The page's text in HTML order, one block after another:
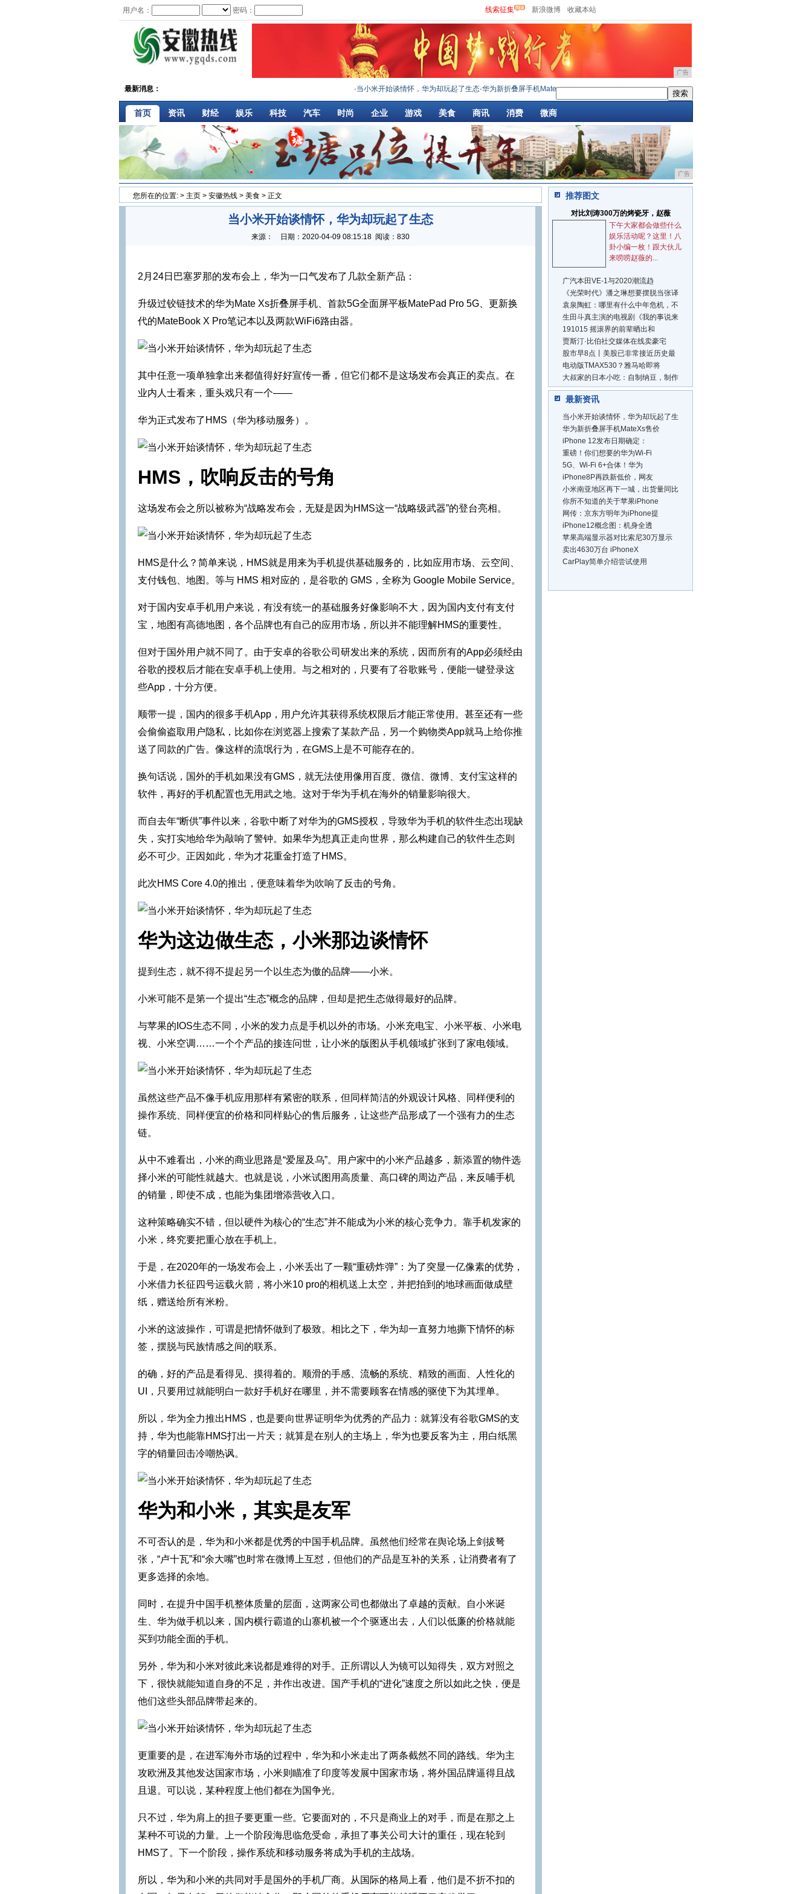
用户名： 密码： 线索征集 新浪微博 收藏本站
广告
最新消息： 当小米开始谈情怀，华为却玩起了生态·华为新折叠屏手机MateXs售价16999元，·iPhone 12发布日期确定：三网通5G+三
首页 资讯 财经 娱乐 科技 汽车 时尚 企业 游戏 美食 商讯 消费 微商
广告
您所在的位置: > 主页 > 安徽热线 > 美食 > 正文
当小米开始谈情怀，华为却玩起了生态
来源： 日期： 2020-04-09 08:15:18 阅读：830
2月24日巴塞罗那的发布会上，华为一口气发布了几款全新产品：
升级过铰链技术的华为Mate Xs折叠屏手机、首款5G全面屏平板MatePad Pro 5G、更新换
代的MateBook X Pro笔记本以及两款WiFi6路由器。
其中任意一项单独拿出来都值得好好宣传一番，但它们都不是这场发布会真正的卖点。在
业内人士看来，重头戏只有一个——
华为正式发布了HMS（华为移动服务）。
HMS，吹响反击的号角
这场发布会之所以被称为“战略发布会，无疑是因为HMS这一“战略级武器”的登台亮相。
HMS是什么？简单来说，HMS就是用来为手机提供基础服务的，比如应用市场、云空间、
支付钱包、地图。等与 HMS 相对应的，是谷歌的 GMS，全称为 Google Mobile Service。
对于国内安卓手机用户来说，有没有统一的基础服务好像影响不大，因为国内支付有支付
宝，地图有高德地图，各个品牌也有自己的应用市场，所以并不能理解HMS的重要性。
但对于国外用户就不同了。由于安卓的谷歌公司研发出来的系统，因而所有的App必须经由
谷歌的授权后才能在安卓手机上使用。与之相对的，只要有了谷歌账号，便能一键登录这
些App，十分方便。
顺带一提，国内的很多手机App，用户允许其获得系统权限后才能正常使用。甚至还有一些
会偷偷盗取用户隐私，比如你在浏览器上搜索了某款产品，另一个购物类App就马上给你推
送了同款的广告。像这样的流氓行为，在GMS上是不可能存在的。
换句话说，国外的手机如果没有GMS，就无法使用像用百度、微信、微博、支付宝这样的
软件，再好的手机配置也无用武之地。这对于华为手机在海外的销量影响很大。
而自去年“断供”事件以来，谷歌中断了对华为的GMS授权，导致华为手机的软件生态出现缺
失，实打实地给华为敲响了警钟。如果华为想真正走向世界，那么构建自己的软件生态则
必不可少。正因如此，华为才花重金打造了HMS。
此次HMS Core 4.0的推出，便意味着华为吹响了反击的号角。
华为这边做生态，小米那边谈情怀
提到生态，就不得不提起另一个以生态为傲的品牌——小米。
小米可能不是第一个提出“生态”概念的品牌，但却是把生态做得最好的品牌。
与苹果的IOS生态不同，小米的发力点是手机以外的市场。小米充电宝、小米平板、小米电
视、小米空调……一个个产品的接连问世，让小米的版图从手机领域扩张到了家电领域。
虽然这些产品不像手机应用那样有紧密的联系，但同样简洁的外观设计风格、同样便利的
操作系统、同样便宜的价格和同样贴心的售后服务，让这些产品形成了一个强有力的生态
链。
从中不难看出，小米的商业思路是“爱屋及乌”。用户家中的小米产品越多，新添置的物件选
择小米的可能性就越大。也就是说，小米试图用高质量、高口碑的周边产品，来反哺手机
的销量，即使不成，也能为集团增添营收入口。
这种策略确实不错，但以硬件为核心的“生态”并不能成为小米的核心竞争力。靠手机发家的
小米，终究要把重心放在手机上。
于是，在2020年的一场发布会上，小米丢出了一颗“重磅炸弹”：为了突显一亿像素的优势，
小米借力长征四号运载火箭，将小米10 pro的相机送上太空，并把拍到的地球画面做成壁
纸，赠送给所有米粉。
小米的这波操作，可谓是把情怀做到了极致。相比之下，华为却一直努力地撕下情怀的标
签，摆脱与民族情感之间的联系。
的确，好的产品是看得见、摸得着的。顺滑的手感、流畅的系统、精致的画面、人性化的
UI，只要用过就能明白一款好手机好在哪里，并不需要顾客在情感的驱使下为其埋单。
所以，华为全力推出HMS，也是要向世界证明华为优秀的产品力：就算没有谷歌GMS的支
持，华为也能靠HMS打出一片天；就算是在别人的主场上，华为也要反客为主，用白纸黑
字的销量回击冷嘲热讽。
华为和小米，其实是友军
不可否认的是，华为和小米都是优秀的中国手机品牌。虽然他们经常在舆论场上剑拔弩
张，“卢十瓦”和“余大嘴”也时常在微博上互怼，但他们的产品是互补的关系，让消费者有了
更多选择的余地。
同时，在提升中国手机整体质量的层面，这两家公司也都做出了卓越的贡献。自小米诞
生、华为做手机以来，国内横行霸道的山寨机被一个个驱逐出去，人们以低廉的价格就能
买到功能全面的手机。
另外，华为和小米对彼此来说都是难得的对手。正所谓以人为镜可以知得失，双方对照之
下，很快就能知道自身的不足，并作出改进。国产手机的“进化”速度之所以如此之快，便是
他们这些头部品牌带起来的。
更重要的是，在进军海外市场的过程中，华为和小米走出了两条截然不同的路线。华为主
攻欧洲及其他发达国家市场，小米则瞄准了印度等发展中国家市场，将外国品牌逼得且战
且退。可以说，某种程度上他们都在为国争光。
只不过，华为肩上的担子要更重一些。它要面对的，不只是商业上的对手，而是在那之上
某种不可说的力量。上一个阶段海思临危受命，承担了事关公司大计的重任，现在轮到
HMS了。下一个阶段，操作系统和移动服务将成为手机的主战场。
所以，华为和小米的共同对手是国外的手机厂商。从国际的格局上看，他们是不折不扣的
推荐图文
对比刘涛300万的烤瓷牙，赵薇
下午大家都会做些什么
娱乐活动呢？这里！八
卦小编一枚！跟大伙儿
来唠唠赵薇的...
广汽本田VE-1与2020潮流趋
《光荣时代》潘之琳想要摆脱当张译
袁泉陶虹：哪里有什么中年危机，不
生田斗真主演的电视剧《我的事说来
191015 摇滚界的前辈晒出和
贾斯汀·比伯社交媒体在线卖豪宅
股市早8点丨美股已非常接近历史最
电动版TMAX530？雅马哈即将
大叔家的日本小吃：自制纳豆，制作
最新资讯
当小米开始谈情怀，华为却玩起了生
华为新折叠屏手机MateXs售价
iPhone 12发布日期确定：
重磅！你们想要的华为Wi-Fi
5G、Wi-Fi 6+合体！华为
iPhone8P再跌新低价，网友
小米南亚地区再下一城，出货量同比
你所不知道的关于苹果iPhone
网传：京东方明年为iPhone提
iPhone12概念图：机身全透
苹果高端显示器对比索尼30万显示
卖出4630万台 iPhoneX
CarPlay简单介绍尝试使用